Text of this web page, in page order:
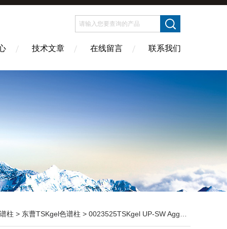
技术文章 在线留言 联系我们
柱 > 东曹TSKgel色谱柱 > 0023525TSKgel UP-SW Aggregate色谱柱4.6mm×15cm